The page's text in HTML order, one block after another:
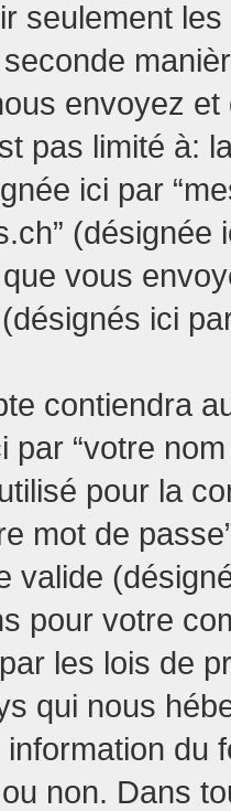
seulement
envoyez
pas limité à:
ici par
(désignée
vous
ici
contiendra
par “votre
pour la
mot de
valide
pour votre
les lois de
qui nous
du
non. Dans